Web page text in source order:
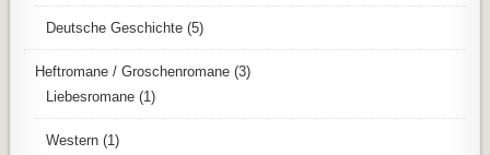
Deutsche Geschichte (5)
Heftromane / Groschenromane (3)
Liebesromane (1)
Western (1)